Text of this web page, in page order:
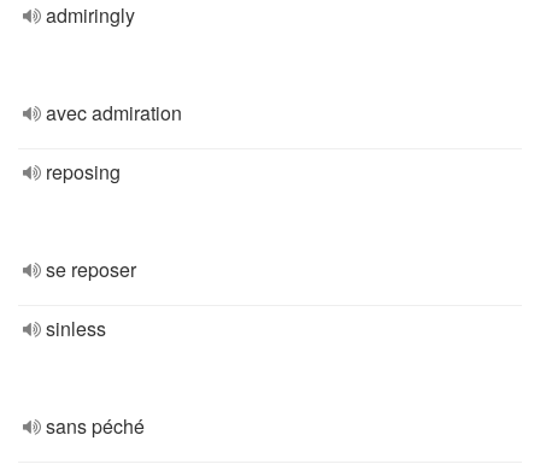
admiringly
avec admiration
reposing
se reposer
sinless
sans péché